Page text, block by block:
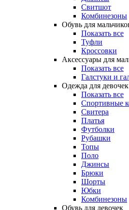
Свитшот
Комбинезоны
Обувь для
Показать все
Туфли
Кроссовки
Аксессуары для
Показать все
Галстуки и
Одежда для девочек
Показать все
Спортивные
Свитера
Платья
Футболки
Рубашки
Топы
Поло
Джинсы
Брюки
Шорты
Юбки
Комбинезоны
Обувь для девочек